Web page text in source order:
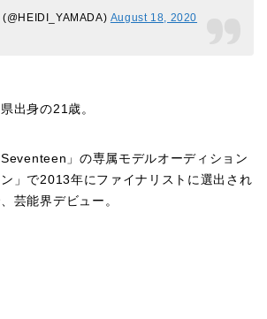
August 18, 2020
出身の21歳。
」の専属モデルオーディション
ン」で2013年にファイナリストに選出され
芸能界デビュー。